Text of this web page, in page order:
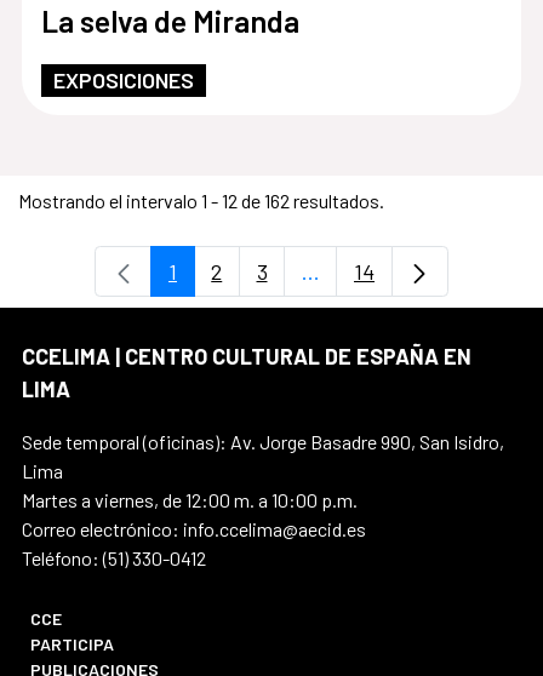
La selva de Miranda
EXPOSICIONES
Mostrando el intervalo 1 - 12 de 162 resultados.
Página
1 Página
2 Página
3 ...Páginas intermedias
Página
14
CCELIMA | CENTRO CULTURAL DE ESPAÑA EN
LIMA
Sede temporal (oficinas): Av. Jorge Basadre 990, San Isidro,
Lima
Martes a viernes, de 12:00 m. a 10:00 p.m.
Correo electrónico: info.ccelima@aecid.es
Teléfono: (51) 330-0412
CCE
PARTICIPA
PUBLICACIONES